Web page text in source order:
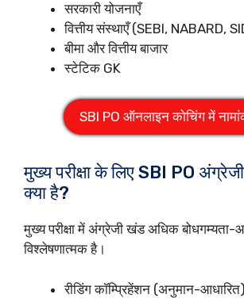
सरकारी योजनाएँ
वित्तीय संस्थाएँ (SEBI, NABARD,
बीमा और वित्तीय बाजार
स्टेटिक GK
SBI PO ऑनलाइन कोचिंग में
मुख्य परीक्षा के लिए SBI PO
क्या है?
मुख्य परीक्षा में अंग्रेजी खंड अधिक बोधगम्यता-
विश्लेषणात्मक है।
रीडिंग कॉम्प्रिहेंशन (अनुमान-आधारित)